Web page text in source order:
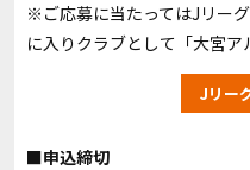
※ご応募に当たってはJリー
に入りクラブとして「大宮ア
Jリー
■申込締切